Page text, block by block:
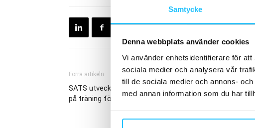
Samtycke
Denna webbplats använder cookies
Vi använder enhetsidentifierare för
sociala medier och analysera vår
till de sociala medier och annons-
med annan information som du har
Förra artikeln
SATS utvecklar padelverksamheten – satsning
på träning för barn